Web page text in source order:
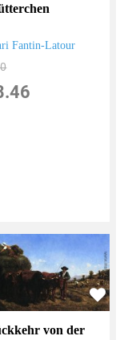
Fantin-Latour
von der